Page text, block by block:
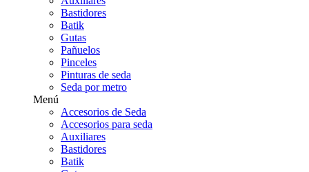
Bastidores
Batik
Gutas
Pañuelos
Pinceles
Pinturas de seda
Seda por metro
Menú
Accesorios de Seda
Accesorios para seda
Auxiliares
Bastidores
Batik